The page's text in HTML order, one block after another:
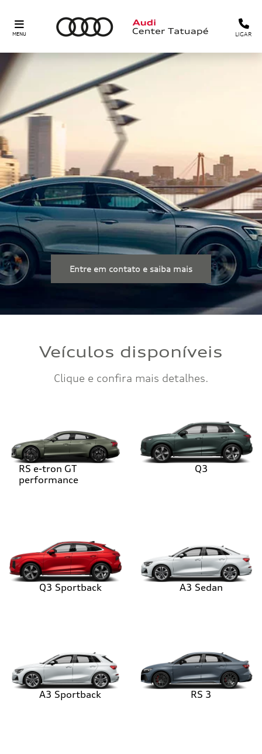
MENU LIGAR
Entre em contato e saiba mais
Veículos disponíveis
Clique e confira mais detalhes.
RS e-tron GT
performance
Q3
Q3 Sportback A3 Sedan
A3 Sportback RS 3